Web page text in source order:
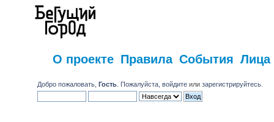
О проекте Правила События Лица
Добро пожаловать,Гость . Пожалуйста,войдите илизарегистрируйтесь